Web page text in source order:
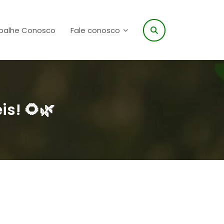
Conosco Fale conosco
🌻🌿